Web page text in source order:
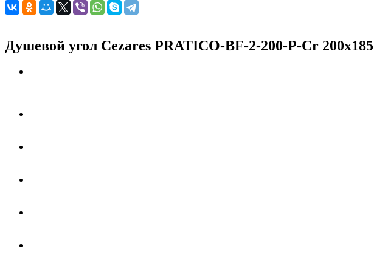
Душевой угол Cezares PRATICO-BF-2-200-P-Cr 200x185